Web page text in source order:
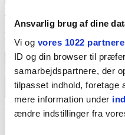
Ansvarlig brug af dine
Vi og vores 1022 partnere
ID og din browser til
samarbejdspartnere, der
tilpasset indhold, foretage
mere information under
ændre indstillinger fra
Naturlegepladser
9 legepladser i Jylland,
Indendørs legepladser
De 5 indendørs